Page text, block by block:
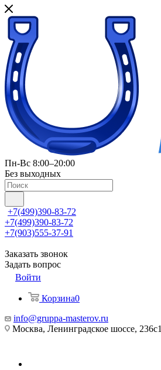
Пн-Вс 8:00–20:00
Без выходных
+7(499)390-83-72
+7(499)390-83-72
+7(903)555-37-91
Заказать звонок
Задать вопрос
Войти
Корзина0
info@gruppa-masterov.ru
Москва, Ленинградское шоссе, 236с1